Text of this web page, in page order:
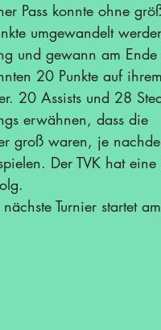
Pass konnte ohne
umgewandelt
und gewann am
20 Punkte auf
20 Assists und 28
erwähnen, dass die
groß waren, je
Der TVK hat
Turnier startet